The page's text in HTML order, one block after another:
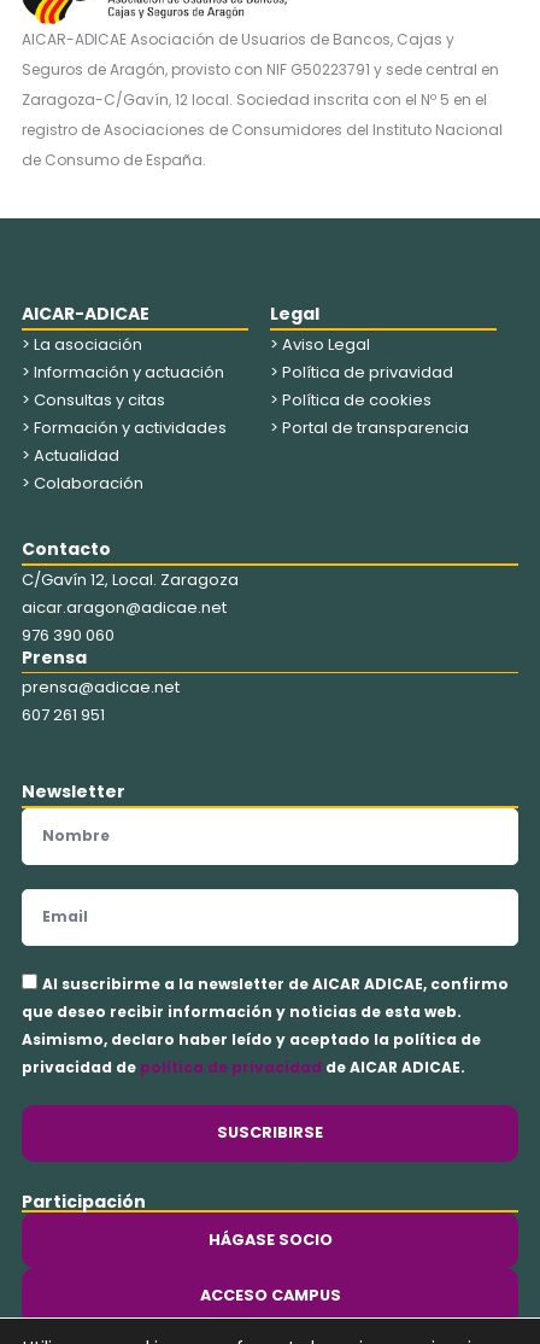
AICAR-ADICAE Asociación de Usuarios de Bancos, Cajas y
Seguros de Aragón, provisto con NIF G50223791 y sede central en
Zaragoza-C/Gavín, 12 local. Sociedad inscrita con el Nº 5 en el
registro de Asociaciones de Consumidores del Instituto Nacional
de Consumo de España.
AICAR-ADICAE
> La asociación
> Información y actuación
> Consultas y citas
> Formación y actividades
> Actualidad
> Colaboración
Legal
> Aviso Legal
> Política de privavidad
> Política de cookies
> Portal de transparencia
Contacto
C/Gavín 12, Local. Zaragoza
aicar.aragon@adicae.net
976 390 060
Prensa
prensa@adicae.net
607 261 951
Newsletter
Nombre
Email
Aceptación
privacidad
Al suscribirme a la newsletter de AICAR ADICAE, confirmo
que deseo recibir información y noticias de esta web.
Asimismo, declaro haber leído y aceptado la política de
privacidad de política de privacidad de AICAR ADICAE.
SUSCRIBIRSE
Participación
HÁGASE SOCIO
ACCESO CAMPUS